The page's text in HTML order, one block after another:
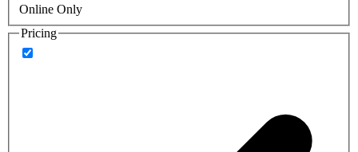
Online Only
Pricing